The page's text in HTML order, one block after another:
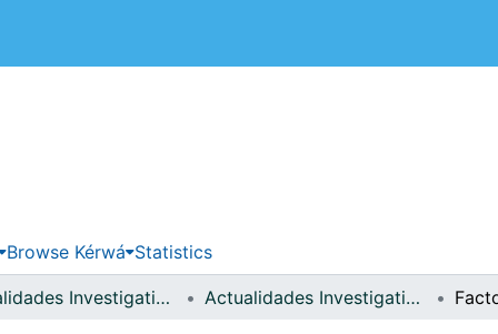
Browse Kérwá Statistics
Actualidades Investigativas en Educación Actualidades Investigativas en Educación, vol. 11(2)